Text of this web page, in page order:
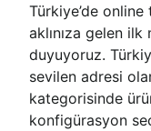
Türkiye’de
aklınıza gelen
duyuyoruz.
sevilen adresi
kategorisinde
konfigürasyon